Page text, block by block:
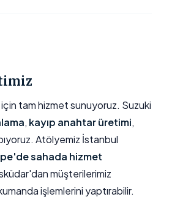
için tam hizmet sunuyoruz. Suzuki
, kayıp anahtar üretimi,
Atölyemiz İstanbul
sahada hizmet
müşterilerimiz
işlemlerini yaptırabilir.